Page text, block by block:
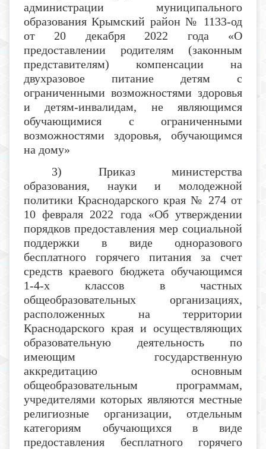
администрации муниципального
образования Крымский район № 1133-од
от 20 декабря 2022 года «О
предоставлении родителям (законным
представителям) компенсации на
двухразовое питание детям с
ограниченными возможностями здоровья
и детям-инвалидам, не являющимся
обучающимися с ограниченными
возможностями здоровья, обучающимся
на дому»
3) Приказ министерства
образования, науки и молодежной
политики Краснодарского края № 274 от
10 февраля 2022 года «Об утверждении
порядков предоставления мер социальной
поддержки в виде одноразового
бесплатного горячего питания за счет
средств краевого бюджета обучающимся
1-4-х классов в частных
общеобразовательных организациях,
расположенных на территории
Краснодарского края и осуществляющих
образовательную деятельность по
имеющим государственную
аккредитацию основным
общеобразовательным программам,
учредителями которых являются местные
религиозные организации, отдельным
категориям обучающихся в виде
предоставления бесплатного горячего